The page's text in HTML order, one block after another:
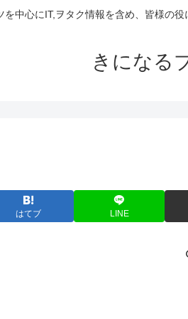
を中心にIT,ヲタク情報を含め、皆様の
きになる
はてブ LINE